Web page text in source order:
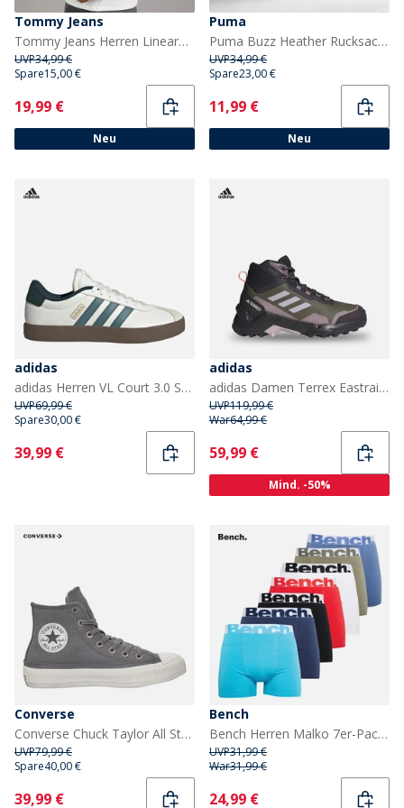
Tommy Jeans
Tommy Jeans Herren Lineares Logo T Shirt Ecru/Bahama Green
UVP34,99 €
Spare15,00 €
Current
19,99 €
Neu
Puma
Puma Buzz Heather Rucksack Medium Grey Heather
UVP34,99 €
Spare23,00 €
Current
11,99 €
Neu
adidas
adidas Herren VL Court 3.0 Sneaker Core White/Preloved Teal/Aurora Ivy
UVP69,99 €
Spare30,00 €
Current
39,99 €
adidas
adidas Damen Terrex Eastrail 2 Mid Rain.RDY Wanderschuhe Olive Strata/Silver Dawn/Ambient Tin
UVP119,99 €
War64,99 €
Current
59,99 €
Mind. -50%
Converse
Converse Chuck Taylor All Star Hi Doppel Schnürsenkel Sneaker Sharkskin/Vintage White
UVP79,99 €
Spare40,00 €
Current
39,99 €
Bench
Bench Herren Malko 7er-Pack Boxers Schwarz/Helltürkis/Marine/Rot/Weiß/Hell Khaki/Blau
UVP31,99 €
War31,99 €
Current
24,99 €